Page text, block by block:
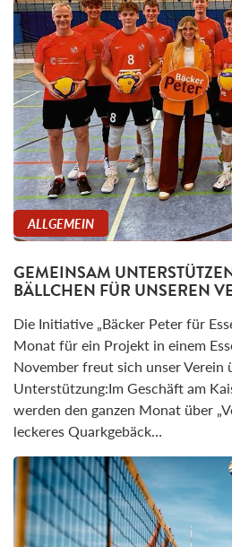
ALLGEMEIN
GEMEINSAM
BÄLLCHEN FÜR UNSEREN
Die Initiative „Bäcker Peter für
Monat für ein Projekt in einem
November freut sich unser Verein
Unterstützung:Im Geschäft am
werden den ganzen Monat über
leckeres Quarkgebäck…